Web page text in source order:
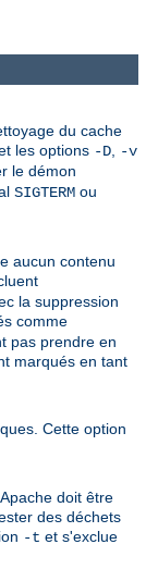
du cache
les options -D, -v
le démon
SIGTERM ou
aucun contenu
la suppression
comme
pas prendre en
marqués en tant
Cette option
doit être
des déchets
-t et s'exclue